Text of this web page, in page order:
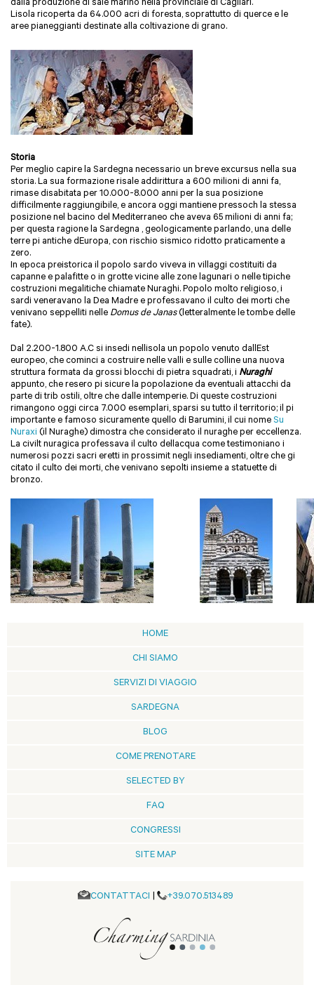
dalla produzione di sale marino nella provinciale di Cagliari.
Lisola ricoperta da 64.000 acri di foresta, soprattutto di querce e le
aree pianeggianti destinate alla coltivazione di grano.
Storia
Per meglio capire la Sardegna necessario un breve excursus nella sua
storia. La sua formazione risale addirittura a 600 milioni di anni fa,
rimase disabitata per 10.000-8.000 anni per la sua posizione
difficilmente raggiungibile, e ancora oggi mantiene pressoch la stessa
posizione nel bacino del Mediterraneo che aveva 65 milioni di anni fa;
per questa ragione la Sardegna , geologicamente parlando, una delle
terre pi antiche dEuropa, con rischio sismico ridotto praticamente a
zero.
In epoca preistorica il popolo sardo viveva in villaggi costituiti da
capanne e palafitte o in grotte vicine alle zone lagunari o nelle tipiche
costruzioni megalitiche chiamate Nuraghi. Popolo molto religioso, i
sardi veneravano la Dea Madre e professavano il culto dei morti che
venivano seppelliti nelle Domus de Janas(letteralmente le tombe delle
fate).
Dal 2.200-1.800 A.C si insedi nellisola un popolo venuto dallEst
europeo, che cominci a costruire nelle valli e sulle colline una nuova
struttura formata da grossi blocchi di pietra squadrati, i Nuraghi
appunto, che resero pi sicure la popolazione da eventuali attacchi da
parte di trib ostili, oltre che dalle intemperie. Di queste costruzioni
rimangono oggi circa 7.000 esemplari, sparsi su tutto il territorio; il pi
importante e famoso sicuramente quello di Barumini, il cui nome Su
Nuraxi (il Nuraghe) dimostra che considerato il nuraghe per eccellenza.
La civilt nuragica professava il culto dellacqua come testimoniano i
numerosi pozzi sacri eretti in prossimit negli insediamenti, oltre che gi
citato il culto dei morti, che venivano sepolti insieme a statuette di
bronzo.
HOME
CHI SIAMO
SERVIZI DI VIAGGIO
SARDEGNA
BLOG
COME PRENOTARE
SELECTED BY
FAQ
CONGRESSI
SITE MAP
CONTATTACI +39.070.513489